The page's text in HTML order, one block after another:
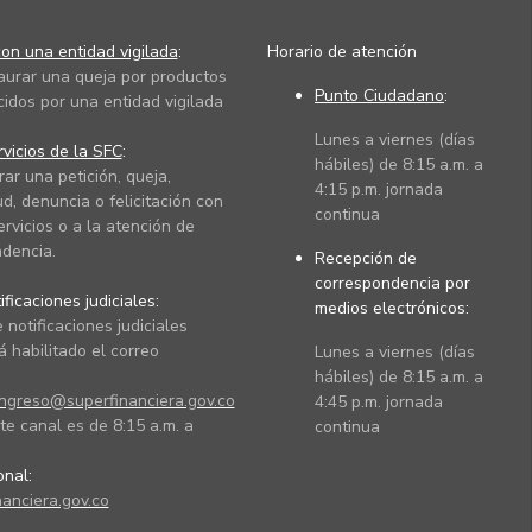
una entidad vigilada:
una queja por productos
por una entidad vigilada
de la SFC:
una petición, queja,
denuncia o felicitación con
o a la atención de
judiciales:
notificaciones judiciales
habilitado el correo
canal es de 8:15 a.m. a
Horario de atención
Punto Ciudadano:
Lunes a viernes (días
hábiles) de 8:15 a.m. a
4:15 p.m. jornada
continua
Recepción de
correspondencia por
medios electrónicos:
Lunes a viernes (días
hábiles) de 8:15 a.m. a
4:45 p.m. jornada
continua